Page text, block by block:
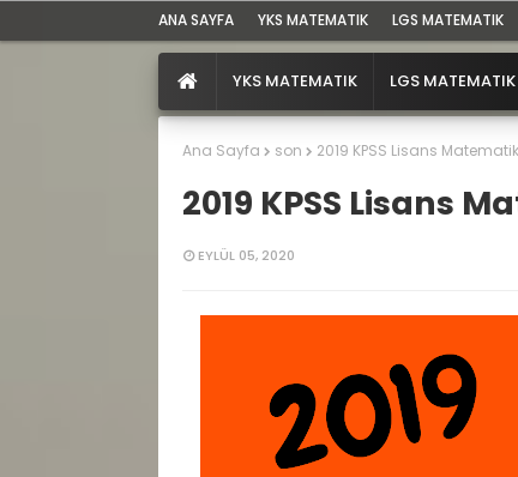
ANA SAYFA YKS MATEMATIK LGS MATEMATIK
YKS MATEMATIK LGS MATEMATIK
Ana Sayfa son 2019 KPSS Lisans
2019 KPSS Lisans
EYLÜL 05, 2020